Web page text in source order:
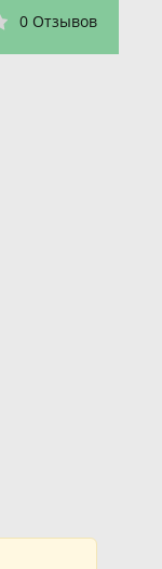
0 Отзывов